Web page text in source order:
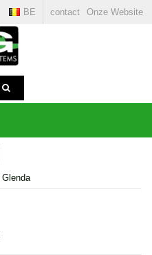
contact Onze Website
BE
Glenda